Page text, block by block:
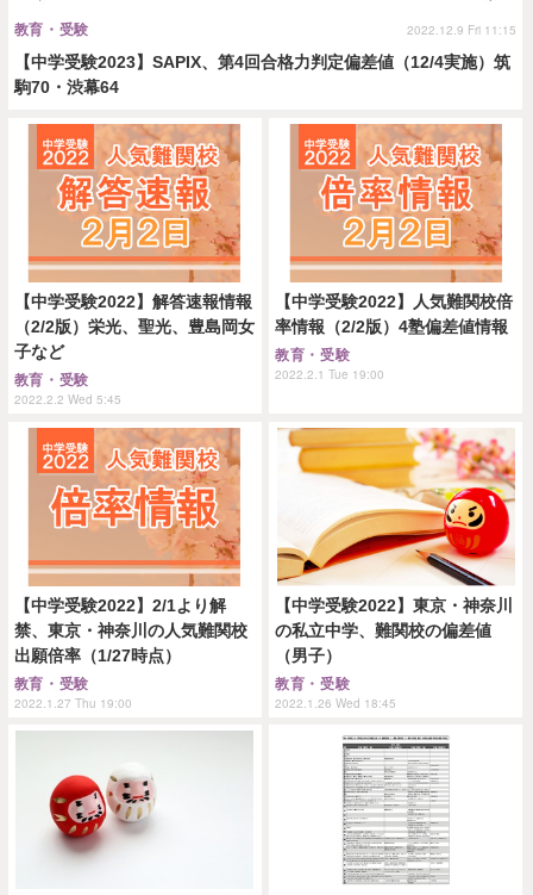
【中学受験2023】SAPIX、第4回合格力判定偏差値（12/4実施）筑
駒70・渋幕64
教育・受験 2022.12.9 Fri 11:15
【中学受験2022】解答速報情報
（2/2版）栄光、聖光、豊島岡女
子など
教育・受験
2022.2.2 Wed 5:45
【中学受験2022】人気難関校倍
率情報（2/2版）4塾偏差値情報
教育・受験
2022.2.1 Tue 19:00
【中学受験2022】2/1より解
禁、東京・神奈川の人気難関校
出願倍率（1/27時点）
教育・受験
2022.1.27 Thu 19:00
【中学受験2022】東京・神奈川
の私立中学、難関校の偏差値
（男子）
教育・受験
2022.1.26 Wed 18:45